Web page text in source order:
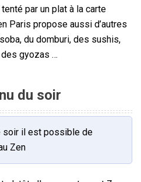
par un plat à la carte
Paris propose aussi d’autres
du domburi, des sushis,
gyozas …
du soir
soir il est possible de
Zen